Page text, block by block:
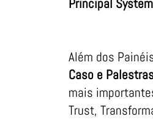
Principal
Além dos
Caso e
mais
Trust,